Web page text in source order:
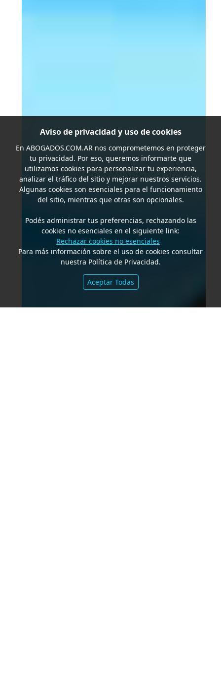
Aviso de privacidad y uso de cookies
En ABOGADOS.COM.ARnos comprometemos en proteger
tu privacidad. Por eso, queremos informarte que
utilizamos cookies para personalizar tu experiencia,
analizar el tráfico del sitio y mejorar nuestros servicios.
Algunas cookies son esenciales para el funcionamiento
del sitio, mientras que otras son opcionales.
Podés administrar tus preferencias, rechazando las
cookies no esenciales en el siguiente link:
Rechazar cookies no esenciales
Para más información sobre el uso de cookies consultar
nuestra Política de Privacidad.
Aceptar Todas